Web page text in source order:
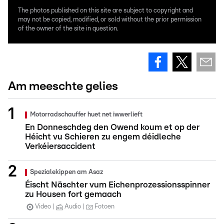
The photos published on this site are subject to copyright and
may not be copied, modified, or sold without the prior permission
of the owner of the site in question.
Am meeschte gelies
Motorradschauffer huet net iwwerlieft
En Donneschdeg den Owend koum et op der
Héicht vu Schieren zu engem déidleche
Verkéiersaccident
Spezialekippen am Asaz
Éischt Näschter vum Eichenprozessionsspinner
zu Housen fort gemaach
Video Audio Fotoen